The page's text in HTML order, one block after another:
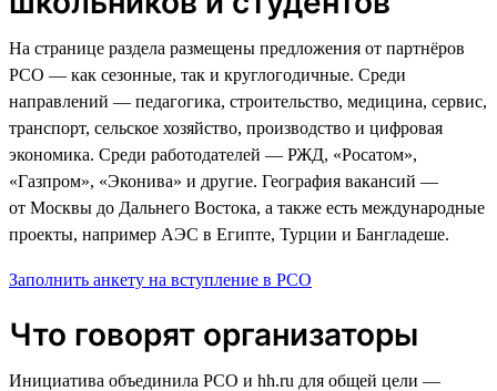
На странице раздела размещены предложения от партнёров
РСО — как сезонные, так и круглогодичные. Среди
направлений — педагогика, строительство, медицина, сервис,
транспорт, сельское хозяйство, производство и цифровая
экономика. Среди работодателей — РЖД, «Росатом»,
«Газпром», «Эконива» и другие. География вакансий —
от Москвы до Дальнего Востока, а также есть международные
проекты, например АЭС в Египте, Турции и Бангладеше.
Заполнить анкету на вступление в РСО
Что говорят организаторы
Инициатива объединила РСО и hh.ru для общей цели —